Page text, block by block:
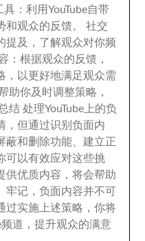
具 ：利用YouTube自带
和观众的反馈。社交
提及 ， 了解观众对你频
：根据观众的反馈 ，
，
以更好地满足观众需
助你及时调整策略 ，
结 处理YouTube上的负
，但通过识别负面内
蔽和删除功能
建立正
可以有效应对这些挑
供优质内容 ，将会帮助
牢记 ，负面内容并不可
过实施上述策略 ，你将
道 ，提升观众的满意